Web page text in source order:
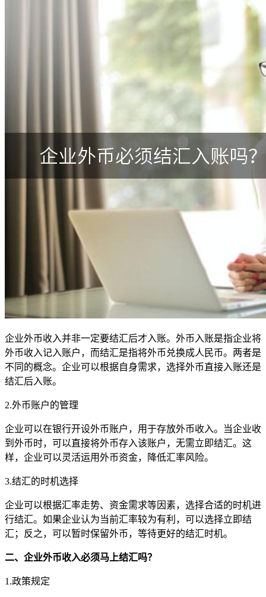
企业外币收入并非一定要结汇后才入账。外币入账是指企业将
外币收入记入账户，而结汇是指将外币兑换成人民币。两者是
不同的概念。企业可以根据自身需求，选择外币直接入账还是
结汇后入账。
2.外币账户的管理
企业可以在银行开设外币账户，用于存放外币收入。当企业收
到外币时，可以直接将外币存入该账户，无需立即结汇。这
样，企业可以灵活运用外币资金，降低汇率风险。
3.结汇的时机选择
企业可以根据汇率走势、资金需求等因素，选择合适的时机进
行结汇。如果企业认为当前汇率较为有利，可以选择立即结
汇；反之，可以暂时保留外币，等待更好的结汇时机。
二、企业外币收入必须马上结汇吗？
1.政策规定